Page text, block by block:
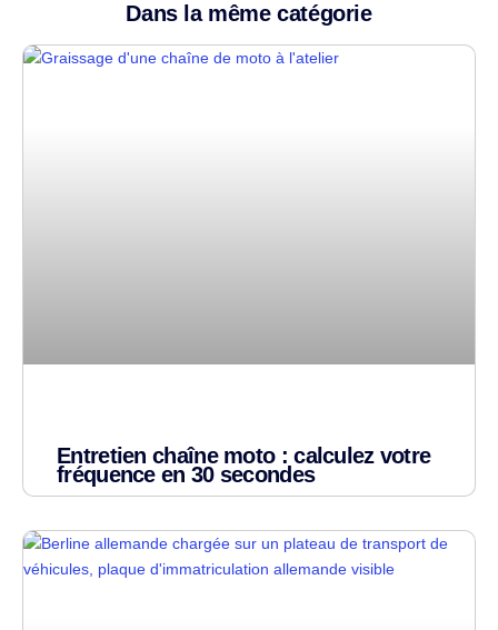
Dans la même catégorie
Entretien chaîne moto : calculez votre
fréquence en 30 secondes